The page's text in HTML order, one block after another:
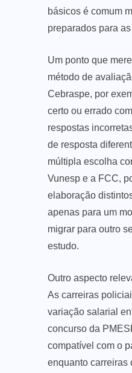
básicos é comum
preparados para
Um ponto que
método de
Cebraspe, por
certo ou errado
respostas
de resposta
múltipla escolha
Vunesp e a FCC,
elaboração
apenas para um
migrar para outro
estudo.
Outro aspecto
As carreiras
variação salarial
concurso da
compatível com o
enquanto carreiras